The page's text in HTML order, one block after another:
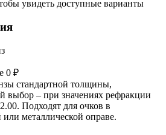
увидеть доступные варианты
0 ₽
стандартной толщины,
выбор – при значениях рефракции
Подходят для очков в
или металлической оправе.